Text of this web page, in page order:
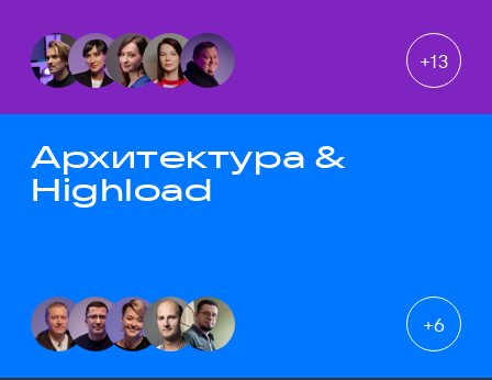
+13
Архитектура &
Highload
+6